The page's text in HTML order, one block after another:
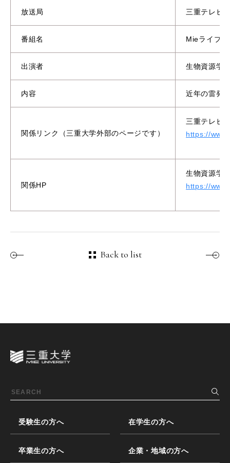
放送局 三重テレビ
番組名 Mieライブ
出演者 生物資源学
内容 近年の雷発
関係リンク（三重大学外部のページです）
三重テレビ
https://
関係HP
生物資源学
https://
Back to list
受験生の方へ 在学生の方へ
卒業生の方へ 企業・地域の方へ